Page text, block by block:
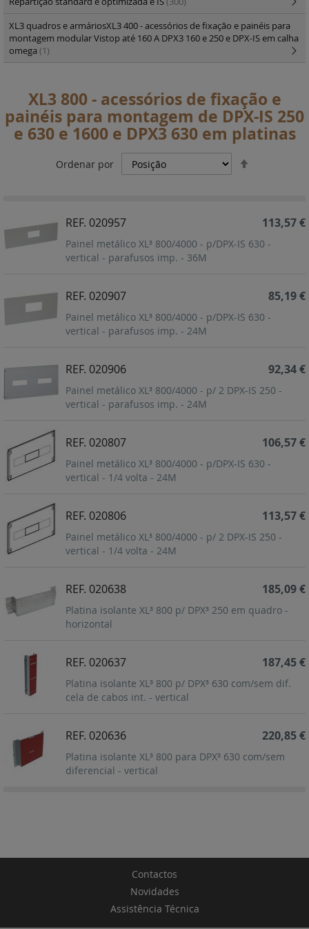
XL3 800 - acessórios de fixação e
painéis para montagem de DPX-IS 250
e 630 e 1600 e DPX3 630 em platinas
Ordenar por
REF. 020957
Painel metálico XL³ 800/4000 - p/DPX-IS 630 -
vertical - parafusos imp. - 36M
113,57 €
REF. 020907
Painel metálico XL³ 800/4000 - p/DPX-IS 630 -
vertical - parafusos imp. - 24M
85,19 €
REF. 020906
Painel metálico XL³ 800/4000 - p/ 2 DPX-IS 250 -
vertical - parafusos imp. - 24M
92,34 €
REF. 020807
Painel metálico XL³ 800/4000 - p/DPX-IS 630 -
vertical - 1/4 volta - 24M
106,57 €
REF. 020806
Painel metálico XL³ 800/4000 - p/ 2 DPX-IS 250 -
vertical - 1/4 volta - 24M
113,57 €
REF. 020638
Platina isolante XL³ 800 p/ DPX³ 250 em quadro -
horizontal
185,09 €
REF. 020637
Platina isolante XL³ 800 p/ DPX³ 630 com/sem dif.
cela de cabos int. - vertical
187,45 €
REF. 020636
Platina isolante XL³ 800 para DPX³ 630 com/sem
diferencial - vertical
220,85 €
XL3 quadros e armáriosXL3 400 - acessórios de fixação e painéis para
montagem modular Vistop até 160 A DPX3 160 e 250 e DPX-IS em calha
omega (1)
Contactos
Novidades
Assistência Técnica